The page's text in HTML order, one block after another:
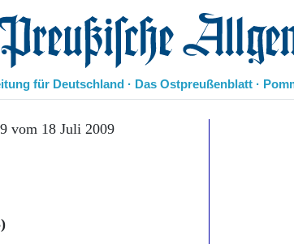
Allgemeine Zeitung
für Deutschland · Das Ostpreußenblatt ·
vom 18 Juli 2009